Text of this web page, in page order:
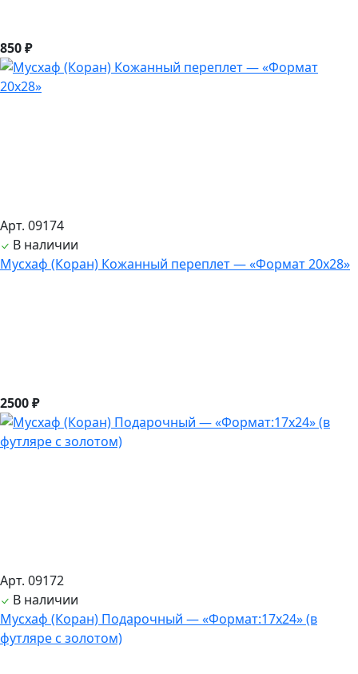
850 ₽
Арт. 09174
В наличии
Мусхаф (Коран) Кожанный переплет — «Формат 20х28»
2500 ₽
Арт. 09172
В наличии
Мусхаф (Коран) Подарочный — «Формат:17х24» (в
футляре с золотом)